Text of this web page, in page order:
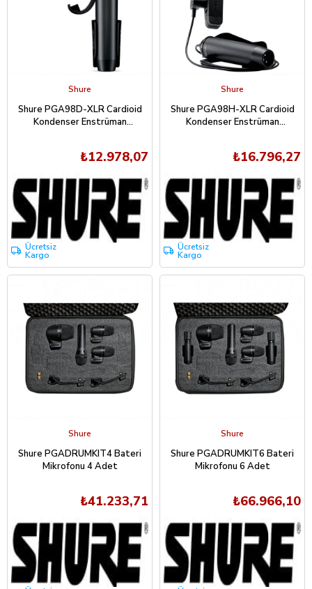
Shure
Shure PGA98D-XLR Cardioid
Kondenser Enstrüman
₺12.978,07
Ücretsiz
Kargo
Shure
Shure PGA98H-XLR Cardioid
Kondenser Enstrüman
₺16.796,27
Ücretsiz
Kargo
Shure
Shure PGADRUMKIT4 Bateri
Mikrofonu 4 Adet
₺41.233,71
Shure
Shure PGADRUMKIT6 Bateri
Mikrofonu 6 Adet
₺66.966,10